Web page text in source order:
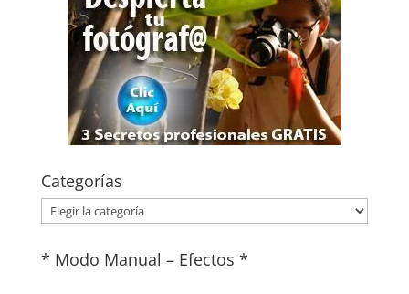
Categorías
Categorías
* Modo Manual – Efectos *